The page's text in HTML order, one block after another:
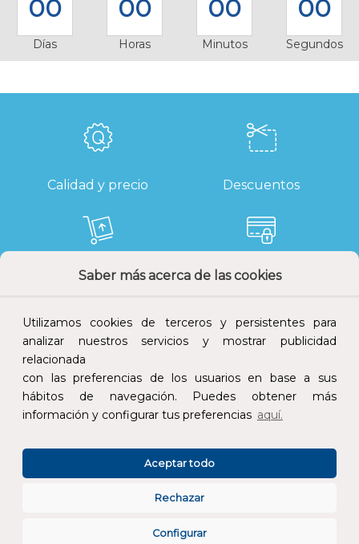
Saber más acerca de las cookies
Utilizamos cookies de terceros y persistentes para
analizar nuestros servicios y mostrar publicidad
relacionada
con las preferencias de los usuarios en base a sus
hábitos de navegación. Puedes obtener más
información y configurar tus preferencias aquí.
Configurar
Rechazar
Aceptar todo
00
Días
00
Horas
00
Minutos
00
Segundos
Calidad y precio Descuentos
Devoluciones Pago seguro
Atención al cliente